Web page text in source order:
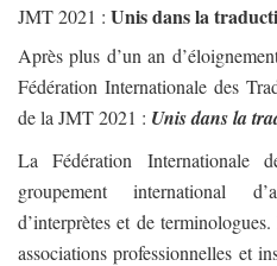
JMT 2021 : Unis dans la
Après plus d’un an
Fédération Internationale des
de la JMT 2021 : Unis dans la
La Fédération Internationale
groupement international
d’interprètes et de
associations professionnelles et